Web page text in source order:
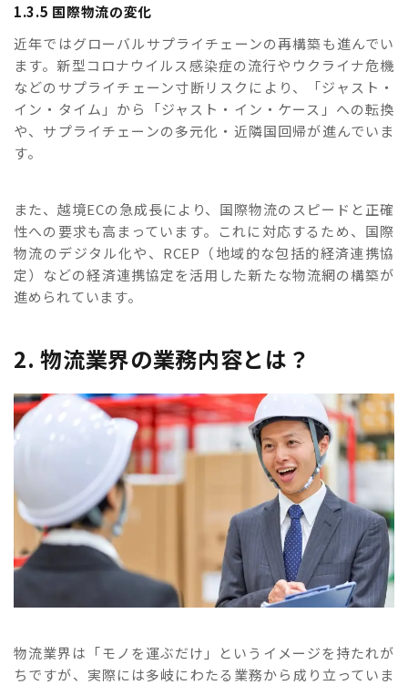
1.3.5 国際物流の変化
近年ではグローバルサプライチェーンの再構築も進んでい
ます。新型コロナウイルス感染症の流行やウクライナ危機
などのサプライチェーン寸断リスクにより、「ジャスト・
イン・タイム」から「ジャスト・イン・ケース」への転換
や、サプライチェーンの多元化・近隣国回帰が進んでいま
す。
また、越境ECの急成長により、国際物流のスピードと正確
性への要求も高まっています。これに対応するため、国際
物流のデジタル化や、RCEP（地域的な包括的経済連携協
定）などの経済連携協定を活用した新たな物流網の構築が
進められています。
2. 物流業界の業務内容とは？
物流業界は「モノを運ぶだけ」というイメージを持たれが
ちですが、実際には多岐にわたる業務から成り立っていま